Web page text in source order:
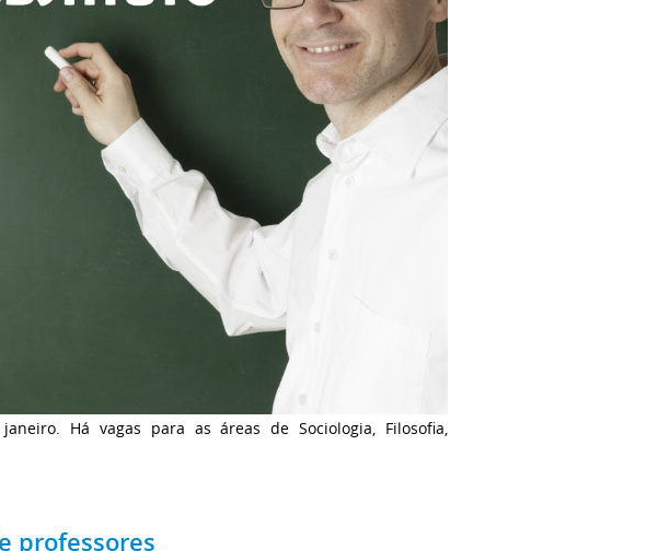
Há vagas para as áreas de Sociologia, Filosofia,
professores